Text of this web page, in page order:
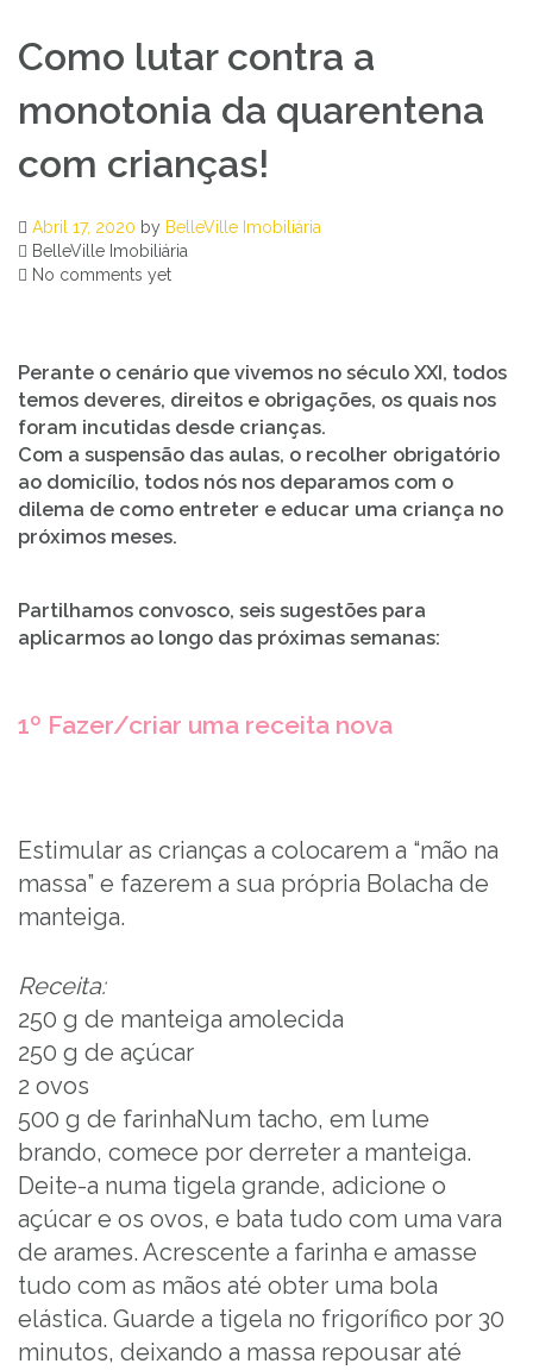
Como lutar contra a
monotonia da quarentena
com crianças!
Abril 17, 2020 by BelleVille Imobiliária
BelleVille Imobiliária
No comments yet
Perante o cenário que vivemos no século XXI, todos
temos deveres, direitos e obrigações, os quais nos
foram incutidas desde crianças.
Com a suspensão das aulas, o recolher obrigatório
ao domicílio, todos nós nos deparamos com o
dilema de como entreter e educar uma criança no
próximos meses.
Partilhamos convosco, seis sugestões para
aplicarmos ao longo das próximas semanas:
1º Fazer/criar uma receita nova
Estimular as crianças a colocarem a “mão na
massa” e fazerem a sua própria Bolacha de
manteiga.
Receita:
250 g de manteiga amolecida
250 g de açúcar
2 ovos
500 g de farinhaNum tacho, em lume
brando, comece por derreter a manteiga.
Deite-a numa tigela grande, adicione o
açúcar e os ovos, e bata tudo com uma vara
de arames. Acrescente a farinha e amasse
tudo com as mãos até obter uma bola
elástica. Guarde a tigela no frigorífico por 30
minutos, deixando a massa repousar até